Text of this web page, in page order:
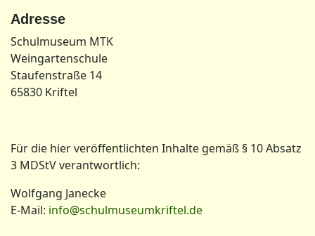
Adresse
Schulmuseum MTK
Weingartenschule
Staufenstraße 14
65830 Kriftel
Für die hier veröffentlichten Inhalte gemäß § 10 Absatz
3 MDStV verantwortlich:
Wolfgang Janecke
E-Mail: info@schulmuseumkriftel.de